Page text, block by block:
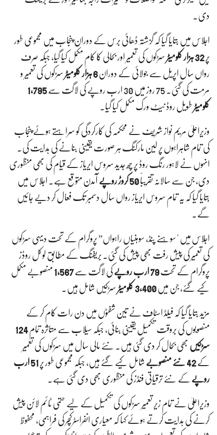
دی۔
اجلاس میں بتایا گیا کہ گزشتہ ڈھائی برس کے دوران پنجاب میں مجموعی طور
پر 32 ہزار کلومیٹر
سڑکوں کی تعمیر اور بحالی کا کام مکمل کیا گیا، جبکہ صرف
رواں سال اپریل سے جولائی کے دوران6 ہزار کلومیٹر
سڑکوں کی تعمیر و
مرمت کی گئی۔ 75 روز میں 30 ارب روپے کی لاگت سے
1,795
کلومیٹر طویل روڈ نیٹ ورک مکمل کیا گیا۔
وزیراعلیٰ مریم نواز شریف نے محکمہ کی کارکردگی کو سراہتے ہوئے پنجاب
کی تمام شاہراہوں پر لین مارکنگ ہر صورت یقینی بنانے کی ہدایت کی۔
انہوں نے لاہور رنگ روڈ پر چھ جدید سروس ایریاز کے قیام کی بھی منظوری
دی، جن سے سالانہ تقریباً50 کروڑ روپے
آمدن متوقع ہے۔ اجلاس میں
بتایا گیا کہ یہ تمام سروس ایریاز رواں سال دسمبر تک فعال کر دیے جائیں
گے۔
اجلاس میں "سوہنے پنڈ، سوہنیاں راہواں” پروگرام کے تحت دیہی سڑکوں
کی تعمیر کی پیش رفت بھی پیش کی گئی۔ بریفنگ کے مطابق لوکل روڈز
پروگرام کے تحت79 ارب روپے کی لاگت سے1,567 منصوبے مکمل
کیے گئے، جن میں 3,400 کلومیٹر سڑکیں شامل ہیں۔
مزید بتایا گیا کہ فیلڈ اسٹاف نے تین شفٹوں میں دن رات کام کر کے
منصوبوں کی بروقت تکمیل یقینی بنائی، جبکہ سیلاب سے متاثرہ تمام 124
سڑکیں بھی بحال کر دی گئی ہیں۔ نئے مالی سال میں سڑکوں کی تعمیر
کے 42 نئے منصوبے شامل کیے گئے ہیں، جبکہ مجموعی طور پر
51 ارب
روپے کے نئے ترقیاتی فنڈز کی منظوری بھی دی گئی ہے۔
وزیراعلیٰ نے تمام زیر تعمیر سڑکوں کی تکمیل کے لیے حتمی ٹائم لائن پیش
کرنے کی ہدایت کرتے ہوئے کہا کہ معیاری انفراسٹرکچر کی فراہمی، محفوظ